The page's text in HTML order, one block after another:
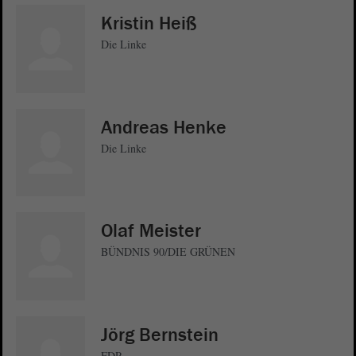
Kristin Heiß
Die Linke
Andreas Henke
Die Linke
Olaf Meister
BÜNDNIS 90/DIE GRÜNEN
Jörg Bernstein